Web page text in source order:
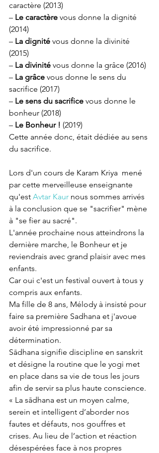
caractère (2013)
– Le caractère vous donne la dignité
(2014)
– La dignité vous donne la divinité
(2015)
– La divinité vous donne la grâce (2016)
– La grâce vous donne le sens du
sacrifice (2017)
– Le sens du sacrifice vous donne le
bonheur (2018)
– Le Bonheur ! (2019)
Cette année donc, était dédiée au sens
du sacrifice.
Lors d'un cours de Karam Kriya  mené
par cette merveilleuse enseignante
qu'est Avtar Kaur nous sommes arrivés
à la conclusion que se "sacrifier" mène
à "se fier au sacré".
L'année prochaine nous atteindrons la
dernière marche, le Bonheur et je
reviendrais avec grand plaisir avec mes
enfants.
Car oui c'est un festival ouvert à tous y
compris aux enfants.
Ma fille de 8 ans, Mélody à insisté pour
faire sa première Sadhana et j'avoue
avoir été impressionné par sa
détermination.
Sādhana signifie discipline en sanskrit
et désigne la routine que le yogi met
en place dans sa vie de tous les jours
afin de servir sa plus haute conscience.
« La sādhana est un moyen calme,
serein et intelligent d’aborder nos
fautes et défauts, nos gouffres et
crises. Au lieu de l’action et réaction
désespérées face à nos propres